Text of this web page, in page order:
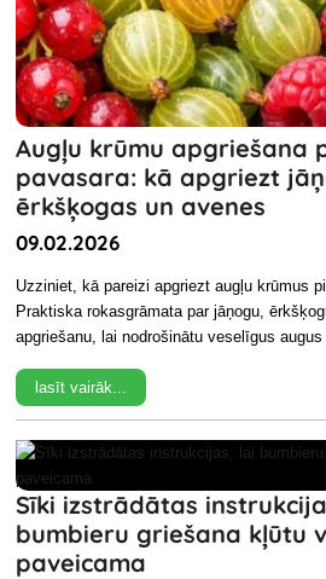
Augļu krūmu apgriešana
pavasara: kā apgriezt
ērkšķogas un avenes
09.02.2026
Uzziniet, kā pareizi apgriezt augļu krūmus
Praktiska rokasgrāmata par jāņogu,
apgriešanu, lai nodrošinātu veselīgus augus
lasīt vairāk...
Sīki izstrādātas
bumbieru griešana kļūtu
paveicama